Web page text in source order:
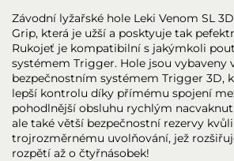
Závodní lyžařské hole Leki Venom SL
Grip, která je užší a posktyuje tak
Rukojeť je kompatibilní s jakýmkoli
systémem Trigger. Hole jsou vybaveny
bezpečnostním systémem Trigger 3D,
lepší kontrolu díky přímému spojení
pohodlnější obsluhu rychlým
ale také větší bezpečnostní rezervy
trojrozměrnému uvolňování, jež
rozpětí až o čtyřnásobek!